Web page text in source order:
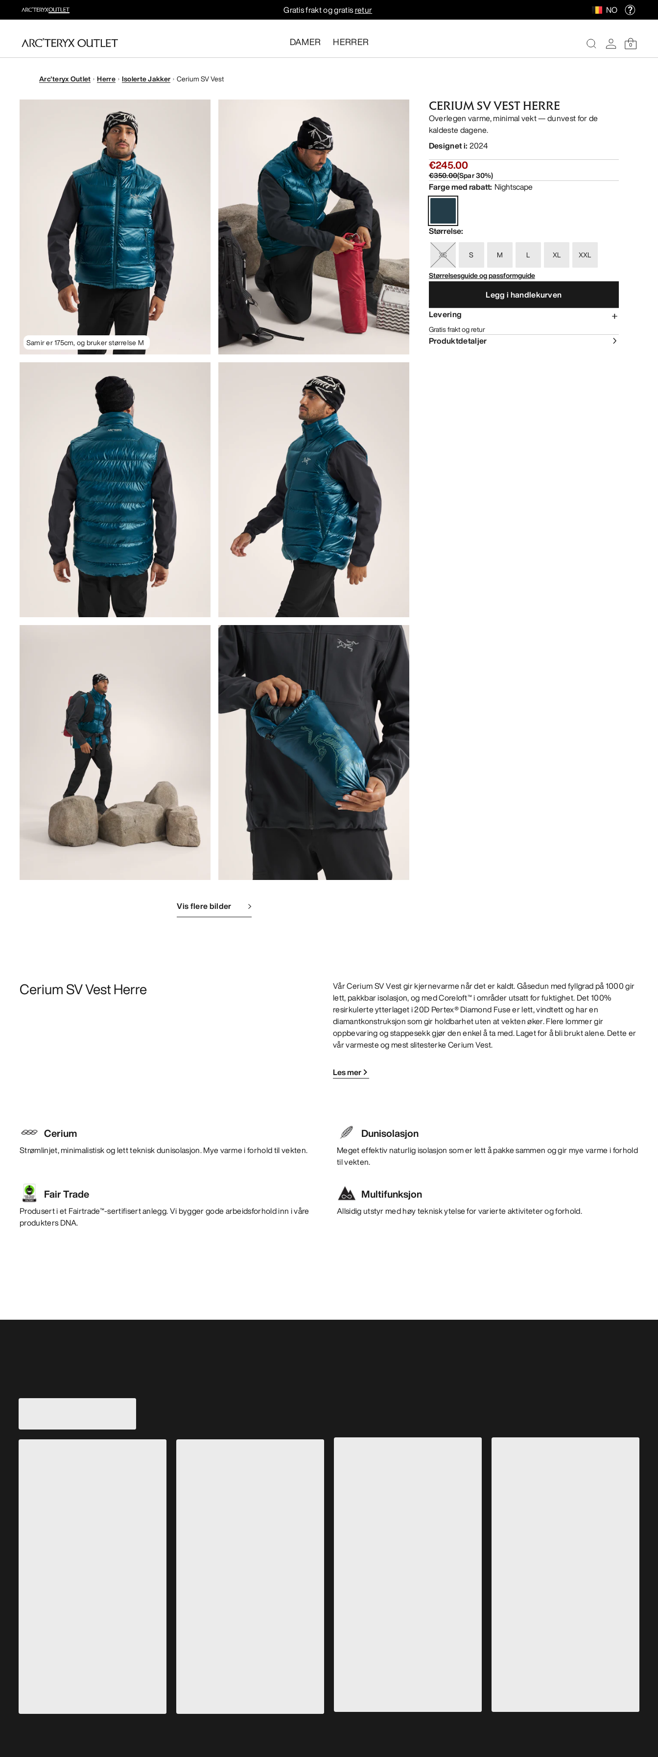
Gratis frakt og gratisretur NO
DAMER HERRER 0
Arc'teryx Outlet Herre Isolerte Jakker Cerium SV Vest
Samir er 175cm, og bruker størrelse M
Vis flere bilder
CERIUM SV VEST HERRE
Overlegen varme, minimal vekt — dunvest for de
kaldeste dagene.
Designet i: 2024
€245.00
€350.00(Spar30%)
Farge med rabatt: Nightscape
Størrelse:
XS S M L XL
XXL
Størrelsesguide og passformguide
Legg i handlekurven
Levering
Gratis frakt og retur
Produktdetaljer
Cerium SV Vest Herre
Vår Cerium SV Vest gir kjernevarme når det er kaldt. Gåsedun med fyllgrad på 1000 gir
lett, pakkbar isolasjon, og med Coreloft™ i områder utsatt for fuktighet. Det 100%
resirkulerte ytterlaget i 20D Pertex® Diamond Fuse er lett, vindtett og har en
diamantkonstruksjon som gir holdbarhet uten at vekten øker. Flere lommer gir
oppbevaring og stappesekk gjør den enkel å ta med. Laget for å bli brukt alene. Dette er
vår varmeste og mest slitesterke Cerium Vest.
Les mer
Cerium
Strømlinjet, minimalistisk og lett teknisk dunisolasjon. Mye varme i forhold til vekten.
Dunisolasjon
Meget effektiv naturlig isolasjon som er lett å pakke sammen og gir mye varme i forhold
til vekten.
Fair Trade
Produsert i et Fairtrade™-sertifisert anlegg. Vi bygger gode arbeidsforhold inn i våre
produkters DNA.
Multifunksjon
Allsidig utstyr med høy teknisk ytelse for varierte aktiviteter og forhold.